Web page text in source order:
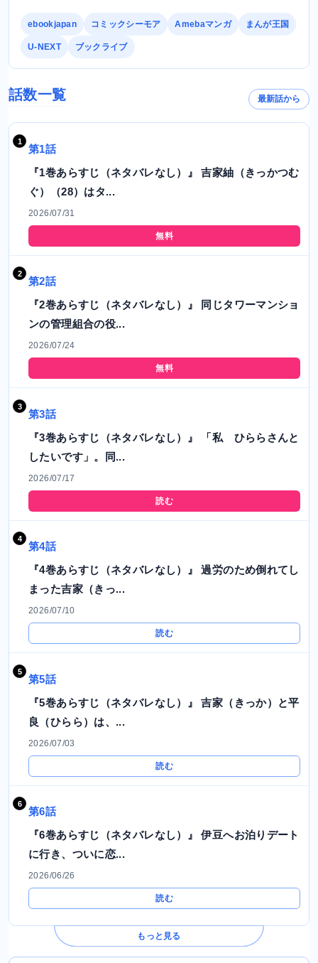
ebookjapan コミックシーモア Amebaマンガ まんが王国
U-NEXT ブックライブ
話数一覧 最新話から
第1話
『1巻あらすじ（ネタバレなし）』 吉家紬（きっかつむ
ぐ）（28）はタ...
2026/07/31
無料
第2話
『2巻あらすじ（ネタバレなし）』 同じタワーマンショ
ンの管理組合の役...
2026/07/24
無料
第3話
『3巻あらすじ（ネタバレなし）』 「私 ひららさんと
したいです」。同...
2026/07/17
読む
第4話
『4巻あらすじ（ネタバレなし）』 過労のため倒れてし
まった吉家（きっ...
2026/07/10
読む
第5話
『5巻あらすじ（ネタバレなし）』 吉家（きっか）と平
良（ひらら）は、...
2026/07/03
読む
第6話
『6巻あらすじ（ネタバレなし）』 伊豆へお泊りデート
に行き、ついに恋...
2026/06/26
読む
もっと見る